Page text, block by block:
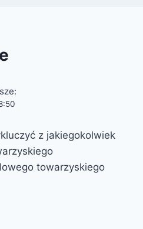
z jakiegokolwiek
towarzyskiego